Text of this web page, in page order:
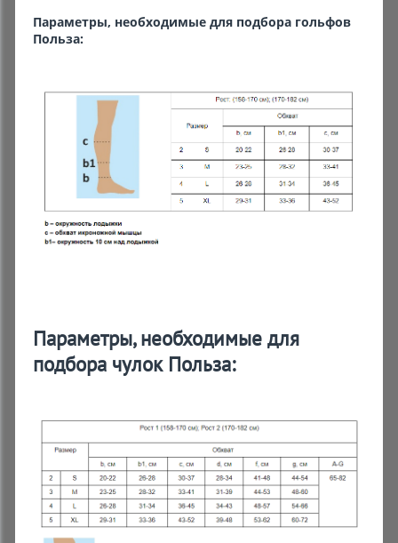
Параметры, необходимые для подбора гольфов
Польза:
Параметры, необходимые для
подбора чулок Польза: